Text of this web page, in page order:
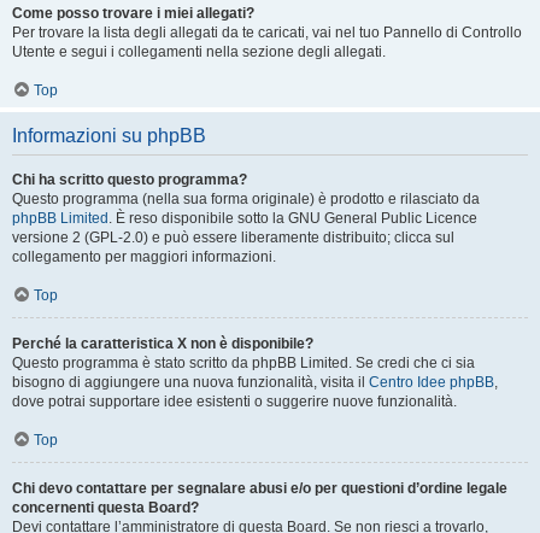
Come posso trovare i miei allegati?
Per trovare la lista degli allegati da te caricati, vai nel tuo Pannello di Controllo
Utente e segui i collegamenti nella sezione degli allegati.
Top
Informazioni su phpBB
Chi ha scritto questo programma?
Questo programma (nella sua forma originale) è prodotto e rilasciato da
phpBB Limited . È reso disponibile sotto la GNU General Public Licence
versione 2 (GPL-2.0) e può essere liberamente distribuito; clicca sul
collegamento per maggiori informazioni.
Top
Perché la caratteristica X non è disponibile?
Questo programma è stato scritto da phpBB Limited. Se credi che ci sia
bisogno di aggiungere una nuova funzionalità, visita il Centro Idee phpBB,
dove potrai supportare idee esistenti o suggerire nuove funzionalità.
Top
Chi devo contattare per segnalare abusi e/o per questioni d’ordine legale
concernenti questa Board?
Devi contattare l’amministratore di questa Board. Se non riesci a trovarlo,